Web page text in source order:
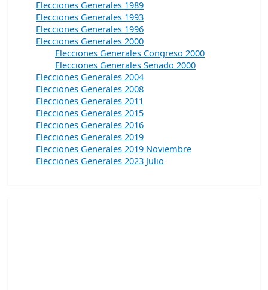
Elecciones Generales 1989
Elecciones Generales 1993
Elecciones Generales 1996
Elecciones Generales 2000
Elecciones Generales Congreso 2000
Elecciones Generales Senado 2000
Elecciones Generales 2004
Elecciones Generales 2008
Elecciones Generales 2011
Elecciones Generales 2015
Elecciones Generales 2016
Elecciones Generales 2019
Elecciones Generales 2019 Noviembre
Elecciones Generales 2023 Julio